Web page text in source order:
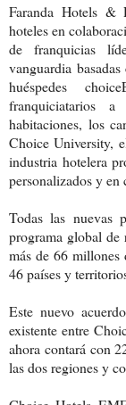
Faranda Hotels &
hoteles en
de franquicias
vanguardia
huéspedes
franquiciatarios
habitaciones, los
Choice University,
industria hotelera
personalizados y
Todas las nuevas
programa global de
más de 66 millones
46 países y
Este nuevo
existente entre
ahora contará con
las dos regiones y